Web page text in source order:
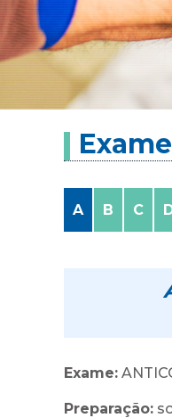
A B C
Exame:
Preparação: